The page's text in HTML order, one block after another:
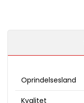
Oprindelsesland
Kvalitet